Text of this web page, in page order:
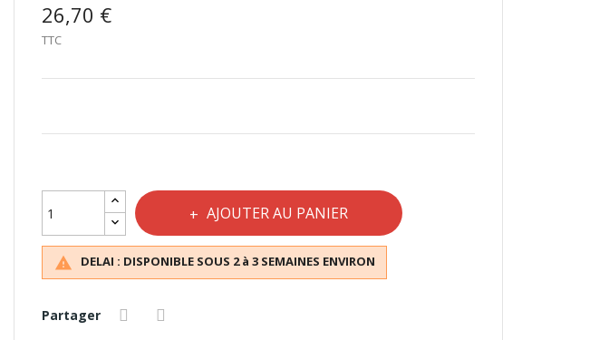
26,70 €
TTC
AJOUTER AU PANIER
 DELAI : DISPONIBLE SOUS 2 à 3 SEMAINES ENVIRON
Partager